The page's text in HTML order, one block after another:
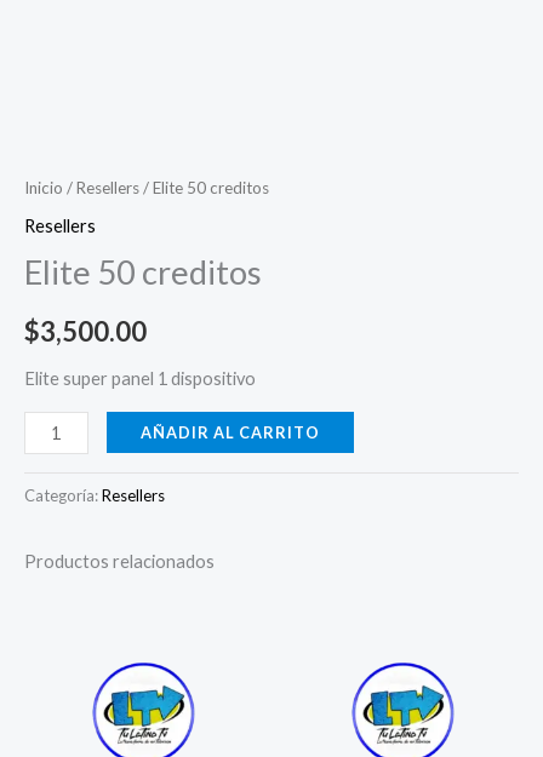
Inicio /Resellers/ Elite 50 creditos
Resellers
Elite 50 creditos
$3,500.00
Elite super panel 1 dispositivo
AÑADIR AL CARRITO
Categoría:Resellers
Productos relacionados